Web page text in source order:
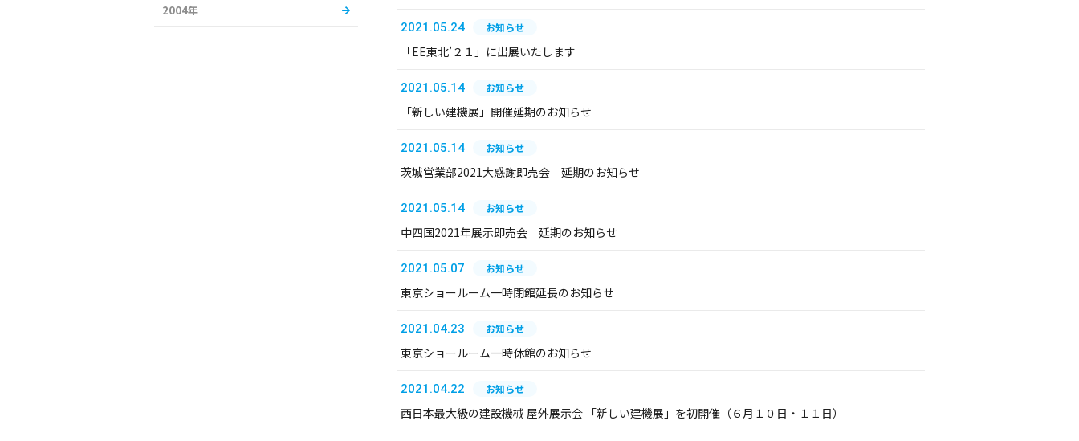
2021.05.24 お知らせ
「EE東北’２１」に出展いたします
2021.05.14 お知らせ
「新しい建機展」開催延期のお知らせ
2021.05.14 お知らせ
茨城営業部2021大感謝即売会 延期のお知らせ
2021.05.14 お知らせ
中四国2021年展示即売会 延期のお知らせ
2021.05.07 お知らせ
東京ショールーム一時閉館延長のお知らせ
2021.04.23 お知らせ
東京ショールーム一時休館のお知らせ
2021.04.22 お知らせ
西日本最大級の建設機械 屋外展示会 「新しい建機展」を初開催（６月１０日・１１日）
2004年